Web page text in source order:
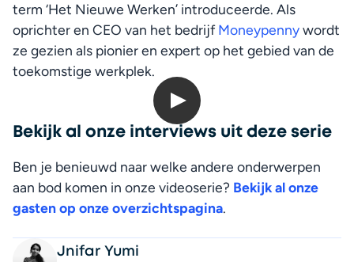
term ‘Het Nieuwe Werken’ introduceerde. Als
oprichter en CEO van het bedrijf Moneypenny wordt
ze gezien als pionier en expert op het gebied van de
toekomstige werkplek.
Open up Digitals: Marianne Sturman
Bekijk al onze interviews uit deze serie
Ben je benieuwd naar welke andere onderwerpen
aan bod komen in onze videoserie? Bekijk al onze
gasten op onze overzichtspagina.
Jnifar Yumi